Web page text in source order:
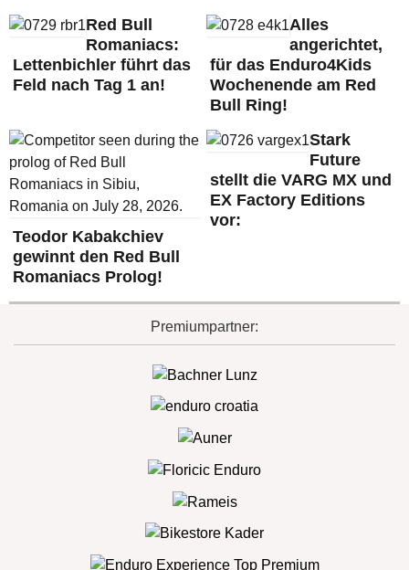
Red Bull
Romaniacs:
Lettenbichler führt das
Feld nach Tag 1 an!
Alles
angerichtet,
für das Enduro4Kids
Wochenende am Red
Bull Ring!
Teodor Kabakchiev
gewinnt den Red Bull
Romaniacs Prolog!
Stark
Future
stellt die VARG MX und
EX Factory Editions
vor:
Premiumpartner: